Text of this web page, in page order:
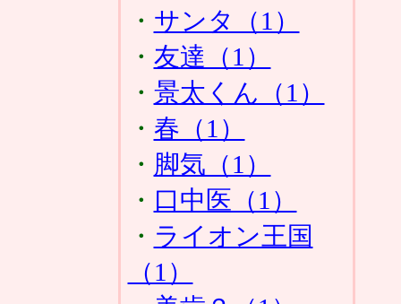
・ サンタ（1）
・ 友達（1）
・ 景太くん（1）
・ 春（1）
・ 脚気（1）
・ 口中医（1）
・ ライオン王国
（1）